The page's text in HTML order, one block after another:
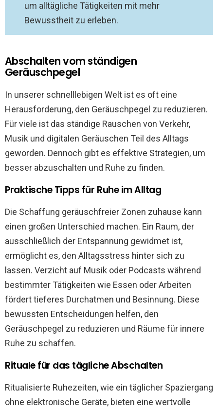
um alltägliche Tätigkeiten mit mehr
Bewusstheit zu erleben.
Abschalten vom ständigen
Geräuschpegel
In unserer schnelllebigen Welt ist es oft eine
Herausforderung, den Geräuschpegel zu reduzieren.
Für viele ist das ständige Rauschen von Verkehr,
Musik und digitalen Geräuschen Teil des Alltags
geworden. Dennoch gibt es effektive Strategien, um
besser abzuschalten und Ruhe zu finden.
Praktische Tipps für Ruhe im Alltag
Die Schaffung geräuschfreier Zonen zuhause kann
einen großen Unterschied machen. Ein Raum, der
ausschließlich der Entspannung gewidmet ist,
ermöglicht es, den Alltagsstress hinter sich zu
lassen. Verzicht auf Musik oder Podcasts während
bestimmter Tätigkeiten wie Essen oder Arbeiten
fördert tieferes Durchatmen und Besinnung. Diese
bewussten Entscheidungen helfen, den
Geräuschpegel zu reduzieren und Räume für innere
Ruhe zu schaffen.
Rituale für das tägliche Abschalten
Ritualisierte Ruhezeiten, wie ein täglicher Spaziergang
ohne elektronische Geräte, bieten eine wertvolle